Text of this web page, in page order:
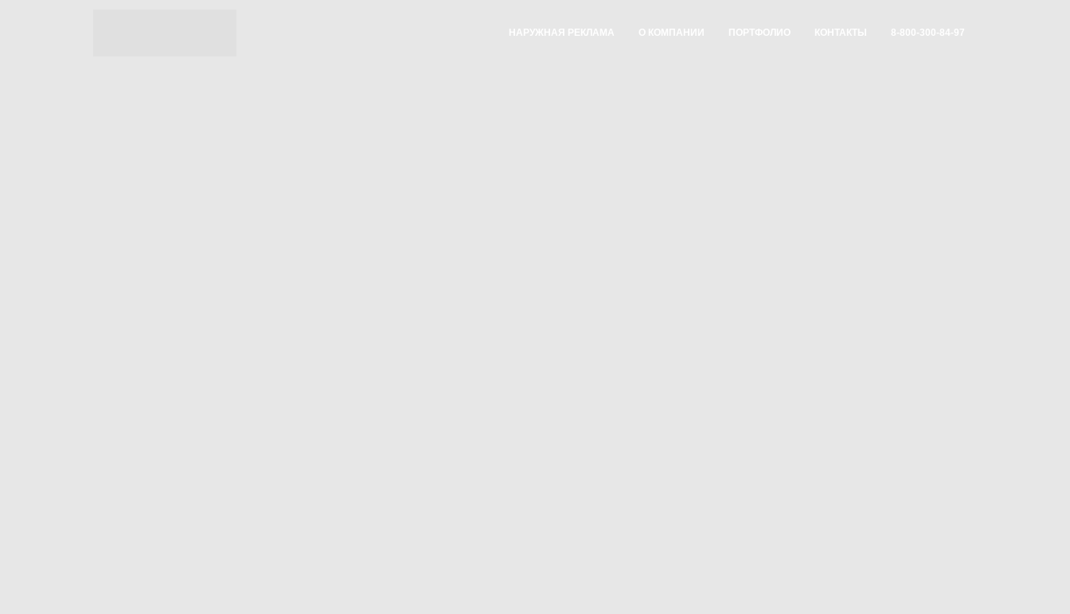
НАРУЖНАЯ РЕКЛАМА О КОМПАНИИ ПОРТФОЛИО КОНТАКТЫ 8-800-300-84-97